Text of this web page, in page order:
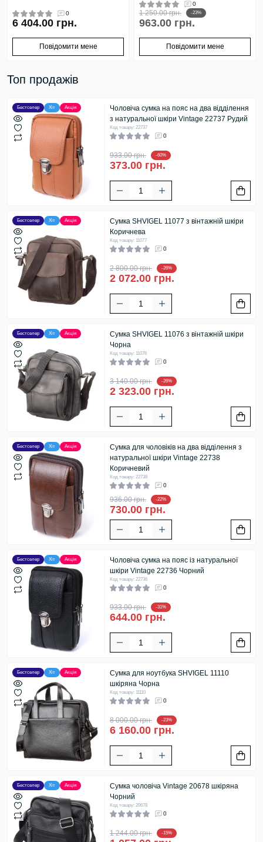
0
6 404.00 грн.
Повідомити мене
0
1 250.00 грн. -23%
963.00 грн.
Повідомити мене
Топ продажів
Бестселер Хіт Акція
Чоловіча сумка на пояс на два відділення
з натуральної шкіри Vintage 22737 Рудий
Код товару: 22737
0
933.00 грн. -60%
373.00 грн.
Бестселер Хіт Акція
Сумка SHVIGEL 11077 з вінтажній шкіри
Коричнева
Код товару: 11077
0
2 800.00 грн. -26%
2 072.00 грн.
Бестселер Хіт Акція
Сумка SHVIGEL 11076 з вінтажній шкіри
Чорна
Код товару: 11076
0
3 140.00 грн. -26%
2 323.00 грн.
Бестселер Хіт Акція
Сумка для чоловіків на два відділення з
натуральної шкіри Vintage 22738
Коричневий
Код товару: 22738
0
936.00 грн. -22%
730.00 грн.
Бестселер Хіт Акція
Чоловіча сумка на пояс із натуральної
шкіри Vintage 22736 Чорний
Код товару: 22736
0
933.00 грн. -31%
644.00 грн.
Бестселер Хіт Акція
Сумка для ноутбука SHVIGEL 11110
шкіряна Чорна
Код товару: 11110
0
8 000.00 грн. -23%
6 160.00 грн.
Бестселер Хіт Акція
Сумка чоловіча Vintage 20678 шкіряна
Чорний
Код товару: 20678
0
1 244.00 грн. -15%